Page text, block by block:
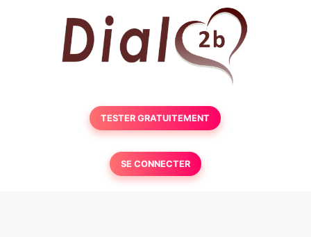
TESTER GRATUITEMENT
SE CONNECTER